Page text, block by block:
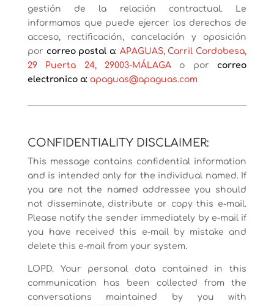
gestión de la relación contractual. Le
informamos que puede ejercer los derechos de
acceso, rectificación, cancelación y oposición
por correo postal a: APAGUAS, Carril Cordobesa,
29 Puerta 24, 29003-MÁLAGA o por correo
electronico a: apaguas@apaguas.com
CONFIDENTIALITY DISCLAIMER:
This message contains confidential information
and is intended only for the individual named. If
you are not the named addressee you should
not disseminate, distribute or copy this e-mail.
Please notify the sender immediately by e-mail if
you have received this e-mail by mistake and
delete this e-mail from your system.
LOPD. Your personal data contained in this
communication has been collected from the
conversations maintained by you with